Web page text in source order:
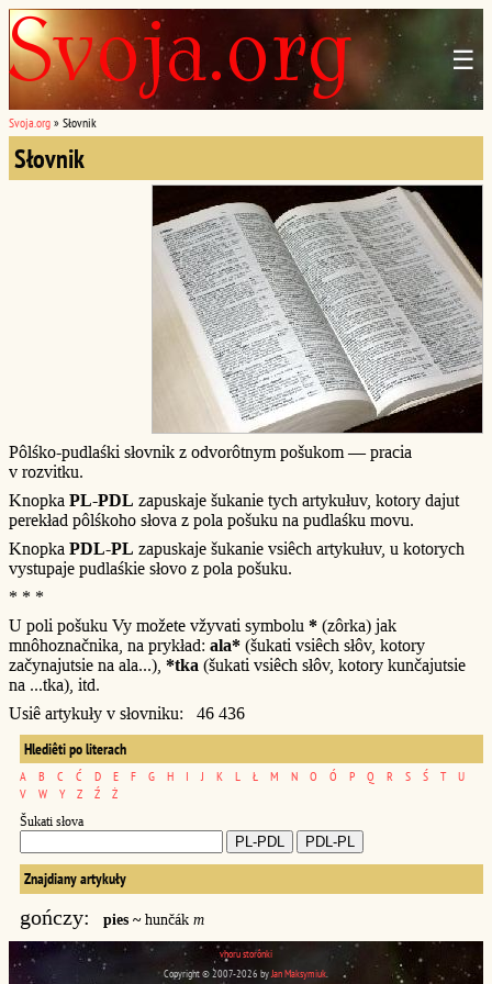
☰
Svoja.org » Słovnik
Słovnik
Pôlśko-pudlaśki słovnik z odvorôtnym pošukom — pracia
v rozvitku.
Knopka PL-PDL zapuskaje šukanie tych artykułuv, kotory dajut
perekład pôlśkoho słova z pola pošuku na pudlaśku movu.
Knopka PDL-PL zapuskaje šukanie vsiêch artykułuv, u kotorych
vystupaje pudlaśkie słovo z pola pošuku.
* * *
U poli pošuku Vy možete vžyvati symbolu * (zôrka) jak
mnôhoznačnika, na prykład: ala* (šukati vsiêch słôv, kotory
začynajutsie na ala...), *tka (šukati vsiêch słôv, kotory kunčajutsie
na ...tka), itd.
Usiê artykuły v słovniku: 46 436
Hlediêti po literach
A B C Ć D E F G H I J K L Ł M N O Ó P Q R S Ś T
U
V
W Y Z Ź Ż
Šukati słova
Znajdiany artykuły
gończy: pies ~hunčák m
vhoru storônki
Copyright © 2007-2026 byJan Maksymiuk